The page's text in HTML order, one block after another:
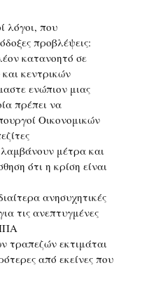
λόγοι, που
προβλέψεις:
κατανοητό σε
κεντρικών
ενώπιον μιας
πρέπει να
Οικονομικών
μέτρα και
ότι η κρίση είναι
ανησυχητικές
τις ανεπτυγμένες
τραπεζών εκτιμάται
από εκείνες που